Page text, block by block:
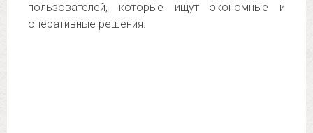
пользователей, которые ищут экономные и
оперативные решения.